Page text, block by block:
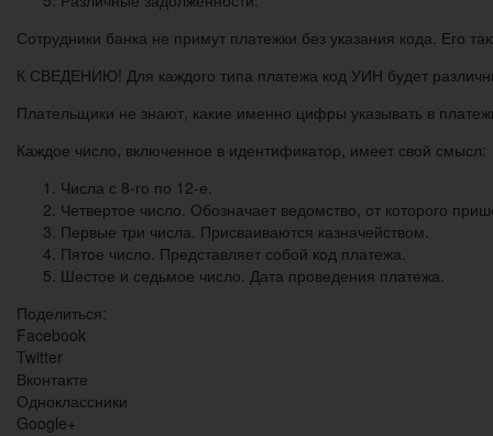
Сотрудники банка не примут платежки без указания кода. Его
К СВЕДЕНИЮ! Для каждого типа платежа код УИН будет
Плательщики не знают, какие именно цифры указывать в
Каждое число, включенное в идентификатор, имеет свой смысл:
Числа с 8-го по 12-е.
Четвертое число. Обозначает ведомство, от которого
Первые три числа. Присваиваются казначейством.
Пятое число. Представляет собой код платежа.
Шестое и седьмое число. Дата проведения платежа.
Поделиться:
Facebook
Twitter
Вконтакте
Одноклассники
Google+